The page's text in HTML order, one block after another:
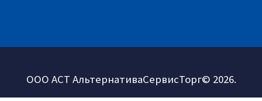
ООО АСТ АльтернативаСервисТорг© 2026.